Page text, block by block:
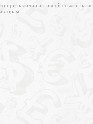
при наличии активной ссылки на